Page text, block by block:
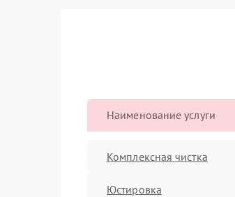
Наименование услуги
Комплексная чистка
Юстировка